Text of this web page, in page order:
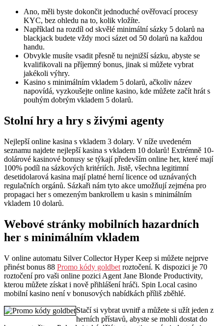
Ano, měli byste dokončit jednoduché ověřovací procesy
KYC, bez ohledu na to, kolik vložíte.
Například na rozdíl od skvělé minimální sázky 5 dolarů na
blackjack budete vždy moci sázet od 50 dolarů na každou
handu.
Obvykle musíte vsadit přesně tu nejnižší sázku, abyste se
kvalifikovali na příjemný bonus, jinak si můžete vybrat
jakékoli výhry.
Kasino s minimálním vkladem 5 dolarů, ačkoliv název
napovídá, vyzkoušejte online kasino, kde můžete začít hrát s
pouhým dobrým vkladem 5 dolarů.
Stolní hry a hry s živými agenty
Nejlepší online kasina s vkladem 3 dolary. V níže uvedeném
seznamu najdete nejlepší kasina s vkladem 10 dolarů! Extrémně 10-
dolárové kasinové bonusy se týkají především online her, které mají
100% podíl na sázkových kritériích. Jistě, všechna legitimní
desetidolarová kasina mají platné herní licence od uznávaných
regulačních orgánů. Sázkaři nám tyto akce umožňují zejména pro
propagaci her s omezeným bankrollem u kasin s minimálním
vkladem 10 dolarů.
Webové stránky mobilních hazardních
her s minimálním vkladem
V online automatu Silver Collector Hyper Keep si můžete nejprve
přinést bonus 88 Promo kódy goldbet roztočení. K dispozici je 70
roztočení pro vaši online pozici Agent Jane Blonde Productivity,
kterou můžete získat i nově přihlášení hráči. Spin Local casino
mobilní kasino není v bonusových nabídkách příliš zběhlé.
Stačí si vybrat uvnitř a můžete si užít jeden z
herních přístavů, abyste se mohli dostat do